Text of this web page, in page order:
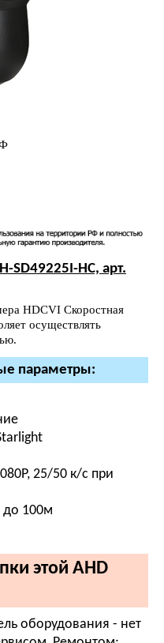
HC, арт.
HDCVI Скоростная
осуществлять
параметры:
25/50 к/с при
до 100м
этой AHD
оборудования - нет